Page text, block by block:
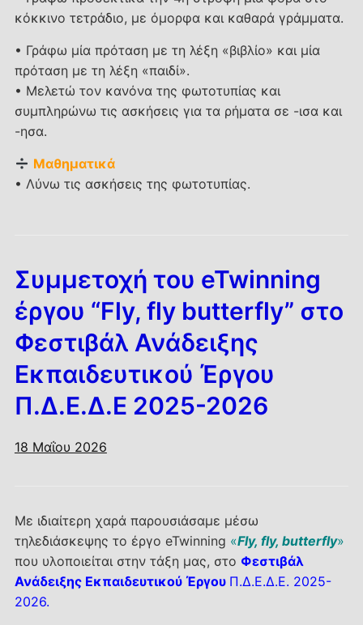
κόκκινο τετράδιο, με όμορφα και καθαρά γράμματα.
• Γράφω μία πρόταση με τη λέξη «βιβλίο» και μία
πρόταση με τη λέξη «παιδί».
• Μελετώ τον κανόνα της φωτοτυπίας και
συμπληρώνω τις ασκήσεις για τα ρήματα σε -ισα και
-ησα.
Μαθηματικά
• Λύνω τις ασκήσεις της φωτοτυπίας.
Συμμετοχή του eTwinning
έργου “Fly, fly butterfly” στο
Φεστιβάλ Ανάδειξης
Εκπαιδευτικού Έργου
Π.Δ.Ε.Δ.Ε 2025-2026
18 Μαΐου 2026
Με ιδιαίτερη χαρά παρουσιάσαμε μέσω
τηλεδιάσκεψης το έργο eTwinning «Fly, fly, butterfly»
που υλοποιείται στην τάξη μας, στο Φεστιβάλ
Ανάδειξης Εκπαιδευτικού Έργου Π.Δ.Ε.Δ.Ε. 2025-
2026.